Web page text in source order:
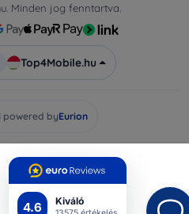
4.6 Kiváló
Minden jog fenntartva.
Top4Mobile.hu
powered byEurion